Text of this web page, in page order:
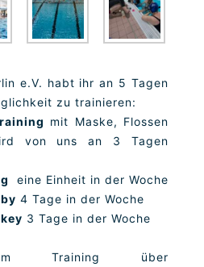
e.V. habt ihr an 5 Tagen
zu trainieren:
mit Maske, Flossen
von uns an 3 Tagen
eine Einheit in der Woche
4 Tage in der Woche
3 Tage in der Woche
Training über